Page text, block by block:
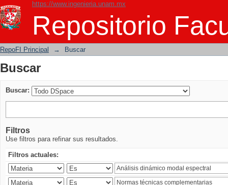
https://www.ingenieria.unam.mx
Repositorio
Buscar
RepoFI Principal → Buscar
Buscar
Buscar:
Filtros
Use filtros para refinar sus resultados.
Filtros actuales: